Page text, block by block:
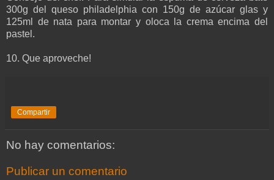
300g del queso philadelphia con 150g de azúcar glas y
125ml de nata para montar y oloca la crema encima del
pastel.
10. Que aproveche!
Compartir
No hay comentarios:
Publicar un comentario